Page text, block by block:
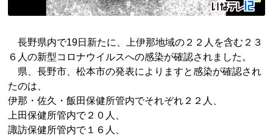
長野県内で19日新たに、上伊那地域の２２人を含む２３
６人の新型コロナウイルスへの感染が確認されました。
県、長野市、松本市の発表によりますと感染が確認され
たのは、
伊那・佐久・飯田保健所管内でそれぞれ２２人、
上田保健所管内で２０人、
諏訪保健所管内で１６人、